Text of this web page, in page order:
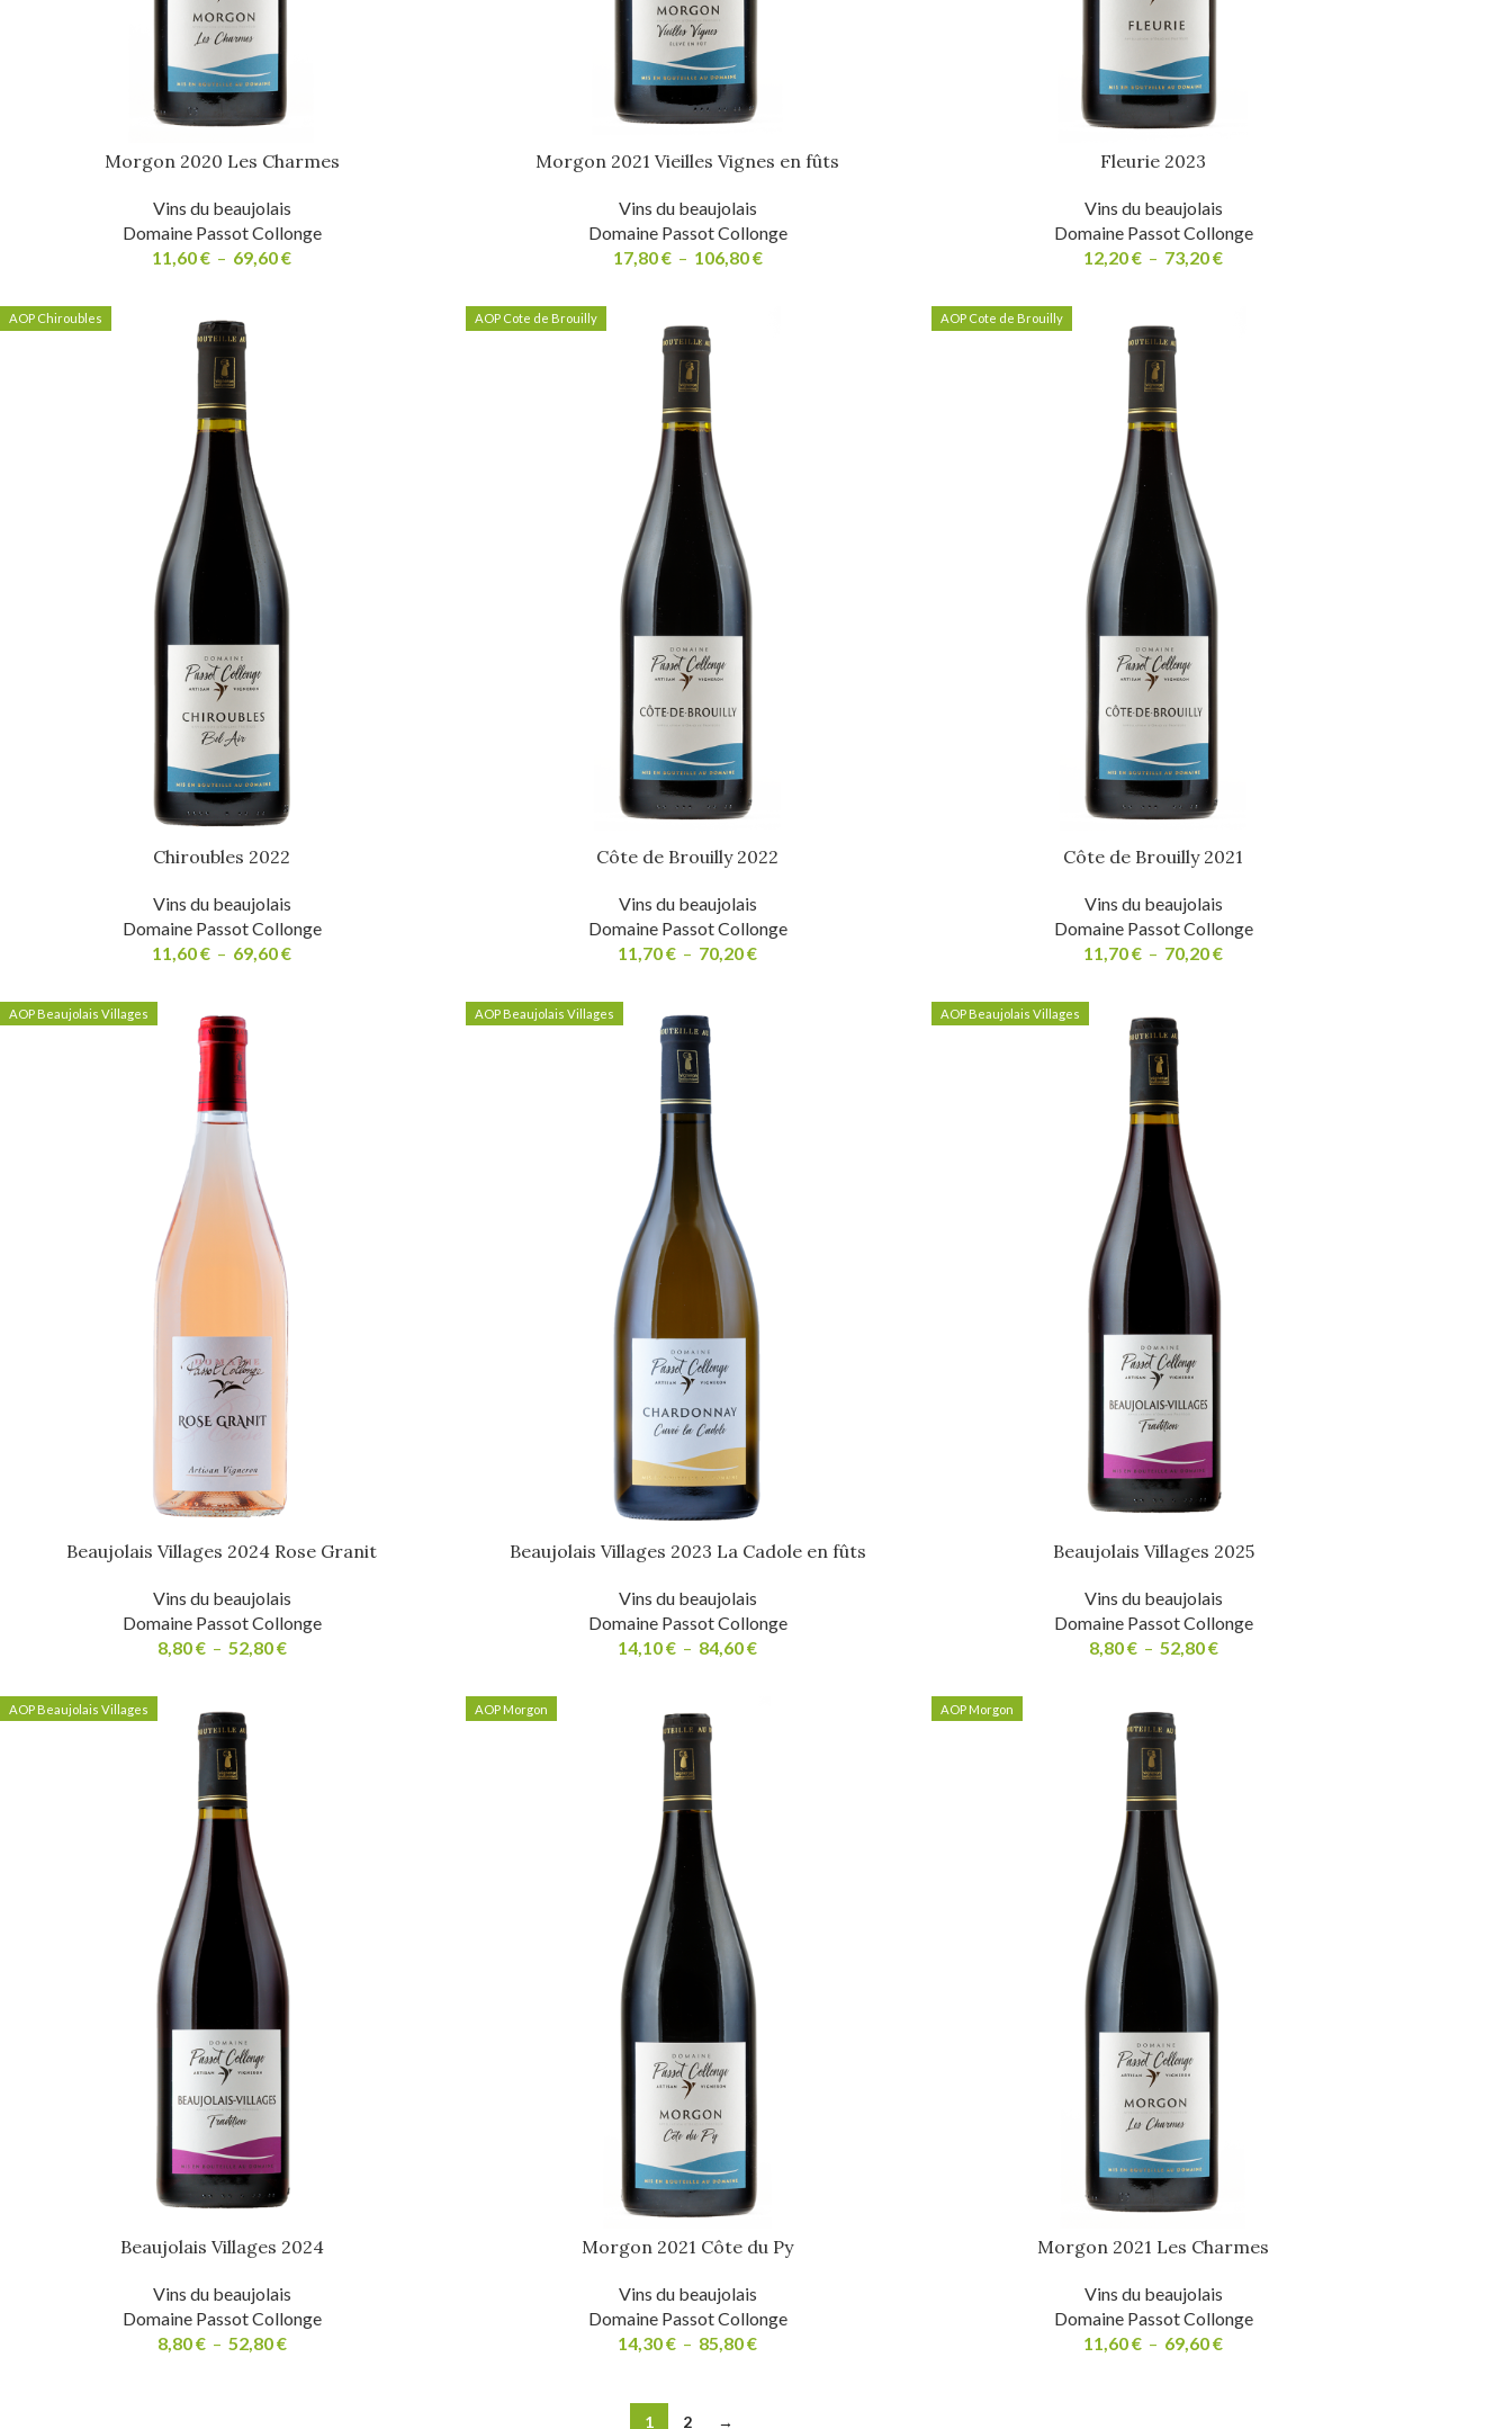
Morgon 2020 Les Charmes
Vins du beaujolais
Domaine Passot Collonge
11,60€ – 69,60€
Morgon 2021 Vieilles Vignes en fûts
Vins du beaujolais
Domaine Passot Collonge
17,80€ – 106,80€
Fleurie 2023
Vins du beaujolais
Domaine Passot Collonge
12,20€ – 73,20€
AOP Chiroubles
Chiroubles 2022
Vins du beaujolais
Domaine Passot Collonge
11,60€ – 69,60€
AOP Cote de Brouilly
Côte de Brouilly 2022
Vins du beaujolais
Domaine Passot Collonge
11,70€ – 70,20€
AOP Cote de Brouilly
Côte de Brouilly 2021
Vins du beaujolais
Domaine Passot Collonge
11,70€ – 70,20€
AOP Beaujolais Villages
Beaujolais Villages 2024 Rose Granit
Vins du beaujolais
Domaine Passot Collonge
8,80€ – 52,80€
AOP Beaujolais Villages
Beaujolais Villages 2023 La Cadole en fûts
Vins du beaujolais
Domaine Passot Collonge
14,10€ – 84,60€
AOP Beaujolais Villages
Beaujolais Villages 2025
Vins du beaujolais
Domaine Passot Collonge
8,80€ – 52,80€
AOP Beaujolais Villages
Beaujolais Villages 2024
Vins du beaujolais
Domaine Passot Collonge
8,80€ – 52,80€
AOP Morgon
Morgon 2021 Côte du Py
Vins du beaujolais
Domaine Passot Collonge
14,30€ – 85,80€
AOP Morgon
Morgon 2021 Les Charmes
Vins du beaujolais
Domaine Passot Collonge
11,60€ – 69,60€
1 2 →